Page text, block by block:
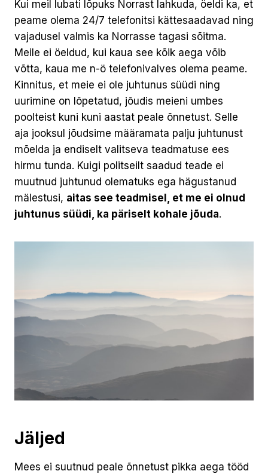
Kui meil lubati lõpuks Norrast lahkuda, öeldi ka, et
peame olema 24/7 telefonitsi kättesaadavad ning
vajadusel valmis ka Norrasse tagasi sõitma.
Meile ei öeldud, kui kaua see kõik aega võib
võtta, kaua me n-ö telefonivalves olema peame.
Kinnitus, et meie ei ole juhtunus süüdi ning
uurimine on lõpetatud, jõudis meieni umbes
poolteist kuni kuni aastat peale õnnetust. Selle
aja jooksul jõudsime määramata palju juhtunust
mõelda ja endiselt valitseva teadmatuse ees
hirmu tunda. Kuigi politseilt saadud teade ei
muutnud juhtunud olematuks ega hägustanud
mälestusi, aitas see teadmisel, et me ei olnud
juhtunus süüdi, ka päriselt kohale jõuda.
Jäljed
Mees ei suutnud peale õnnetust pikka aega tööd